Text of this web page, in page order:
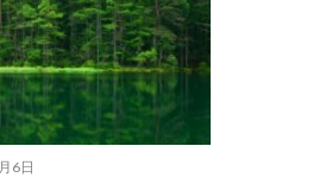
6日